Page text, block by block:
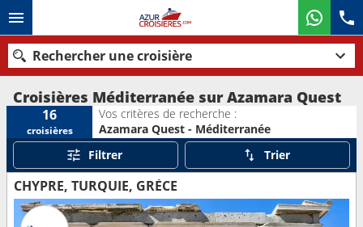
Rechercher une croisière
Nos destinations
Mois de départ
Ports Compagnies
Croisières Méditerranée sur Azamara Quest
16
croisières
Vos critères de recherche :
Azamara Quest - Méditerranée
Filtrer
Trier
CHYPRE, TURQUIE, GRÈCE